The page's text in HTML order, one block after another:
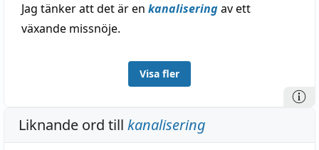
Jag tänker att det är en kanaliseringav ett
växande missnöje.
Visa fler
Liknande ord till kanalisering